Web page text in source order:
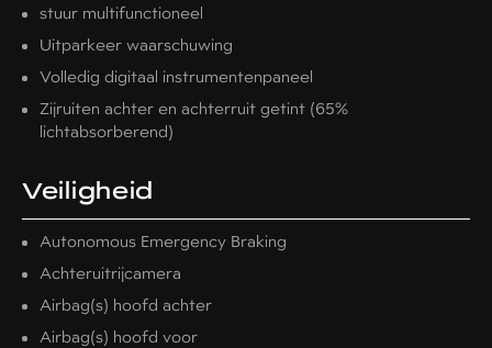
Veiligheid
Autonomous Emergency Braking
Achteruitrijcamera
Airbag(s) hoofd achter
Airbag(s) hoofd voor
stuur multifunctioneel
Uitparkeer waarschuwing
Volledig digitaal instrumentenpaneel
Zijruiten achter en achterruit getint (65%
lichtabsorberend)